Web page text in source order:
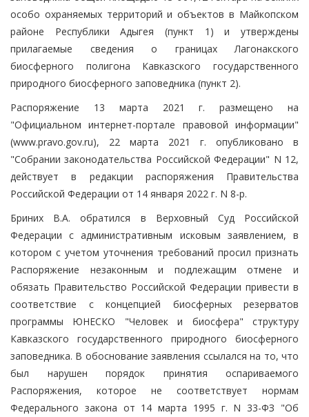
особо охраняемых территорий и объектов в Майкопском
районе Республики Адыгея (пункт 1) и утверждены
прилагаемые сведения о границах Лагонакского
биосферного полигона Кавказского государственного
природного биосферного заповедника (пункт 2).
Распоряжение 13 марта 2021 г. размещено на
"Официальном интернет-портале правовой информации"
(www.pravo.gov.ru), 22 марта 2021 г. опубликовано в
"Собрании законодательства Российской Федерации" N 12,
действует в редакции распоряжения Правительства
Российской Федерации от 14 января 2022 г. N 8-р.
Бриних В.А. обратился в Верховный Суд Российской
Федерации с административным исковым заявлением, в
котором с учетом уточнения требований просил признать
Распоряжение незаконным и подлежащим отмене и
обязать Правительство Российской Федерации привести в
соответствие с концепцией биосферных резерватов
программы ЮНЕСКО "Человек и биосфера" структуру
Кавказского государственного природного биосферного
заповедника. В обоснование заявления ссылался на то, что
был нарушен порядок принятия оспариваемого
Распоряжения, которое не соответствует нормам
Федерального закона от 14 марта 1995 г. N 33-ФЗ "Об